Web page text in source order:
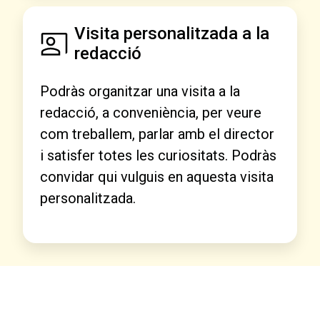
Visita personalitzada a la
redacció
Podràs organitzar una visita a la
redacció, a conveniència, per veure
com treballem, parlar amb el director
i satisfer totes les curiositats. Podràs
convidar qui vulguis en aquesta visita
personalitzada.